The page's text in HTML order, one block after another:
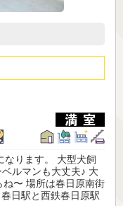
なります。 大型犬飼
ルマンも大丈夫♪ 大
〜 場所は春日原南街
日駅と西鉄春日原駅